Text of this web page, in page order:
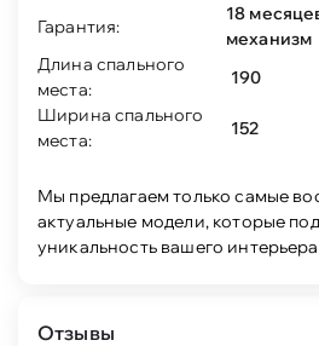
Гарантия:
18
механизм
Длина спального
места:
190
Ширина спального
места:
152
Мы предлагаем только самые
актуальные модели, которые
уникальность вашего
Отзывы